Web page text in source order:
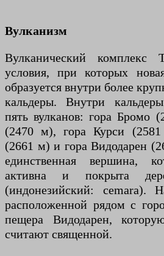
Вулканизм
Вулканический комплекс
условия, при которых
образуется внутри более
кальдеры. Внутри
пять вулканов: гора Бромо
(2470 м), гора Курси
(2661 м) и гора Видодарен
единственная вершина,
активна и покрыта
(индонезийский: cemara).
расположенной рядом с
пещера Видодарен,
считают священной.